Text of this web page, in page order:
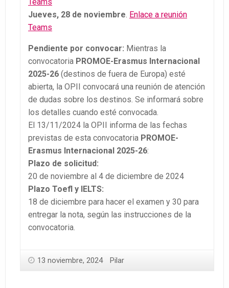
Teams
Jueves, 28 de noviembre. Enlace a reunión
Teams
Pendiente por convocar: Mientras la
convocatoria PROMOE-Erasmus Internacional
2025-26 (destinos de fuera de Europa) esté
abierta, la OPII convocará una reunión de atención
de dudas sobre los destinos. Se informará sobre
los detalles cuando esté convocada.
El 13/11/2024 la OPII informa de las fechas
previstas de esta convocatoria PROMOE-
Erasmus Internacional 2025-26:
Plazo de solicitud:
20 de noviembre al 4 de diciembre de 2024
Plazo Toefl y IELTS:
18 de diciembre para hacer el examen y 30 para
entregar la nota, según las instrucciones de la
convocatoria.
13 noviembre, 2024 Pilar